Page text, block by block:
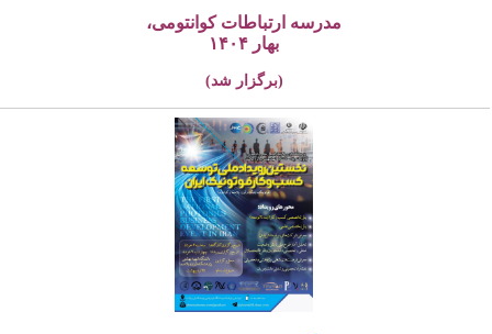
مدرسه ارتباطات کوانتومی،
بهار ۱۴۰۴
(برگزار شد)